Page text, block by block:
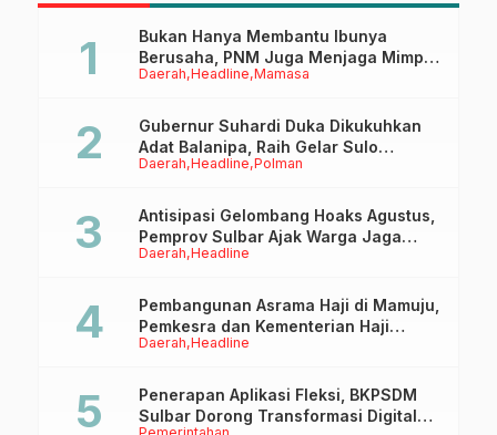
Daerah Headline Mamasa
Bukan Hanya Membantu Ibunya
Berusaha, PNM Juga Menjaga Mimpi
Anaknya Untuk Menggapai Cita-Cita
Daerah Headline Polman
Gubernur Suhardi Duka Dikukuhkan
Adat Balanipa, Raih Gelar Sulo
Tappidena
Daerah Headline
Antisipasi Gelombang Hoaks Agustus,
Pemprov Sulbar Ajak Warga Jaga
Ruang Digital
Daerah Headline
Pembangunan Asrama Haji di Mamuju,
Pemkesra dan Kementerian Haji
Sulbar Tinjau Lokasi
Penerapan Aplikasi Fleksi, BKPSDM
Sulbar Dorong Transformasi Digital